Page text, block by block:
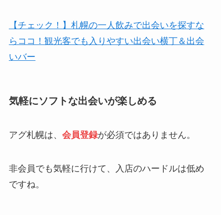
【チェック！】札幌の一人飲みで出会いを探すな
らココ！観光客でも入りやすい出会い横丁＆出会
いバー
気軽にソフトな出会いが楽しめる
アグ札幌は、 会員登録が必須ではありません。
非会員でも気軽に行けて、入店のハードルは低め
ですね。